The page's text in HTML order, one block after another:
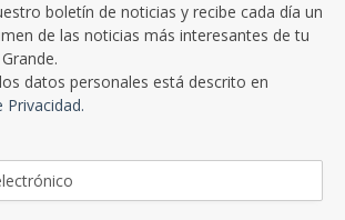
boletín de noticias y recibe cada día un
de las noticias más interesantes de tu
datos personales está descrito en
Privacidad.